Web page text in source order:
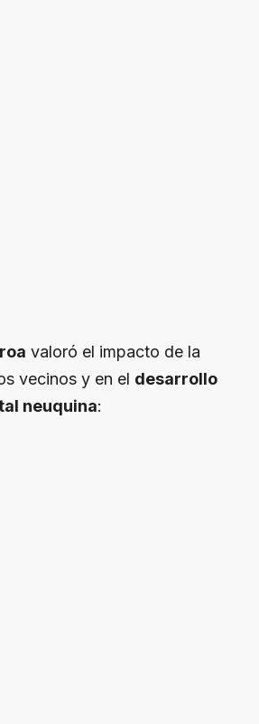
valoró el impacto de la
vecinos y en el desarrollo
neuquina: